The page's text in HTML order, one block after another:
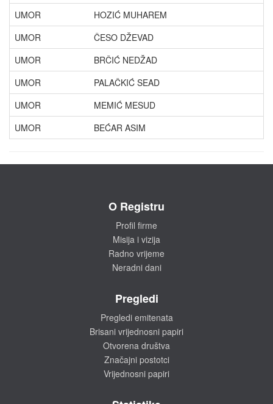
UMOR
HOZIĆ MUHAREM
UMOR
ČESO DŽEVAD
UMOR
BRČIĆ NEDŽAD
UMOR
PALAČKIĆ SEAD
UMOR
MEMIĆ MESUD
UMOR
BEĆAR ASIM
O Registru
Profil firme
Misija i vizija
Radno vrijeme
Neradni dani
Pregledi
Pregledi emitenata
Brisani vrijednosni papiri
Otvorena društva
Značajni postotci
Vrijednosni papiri